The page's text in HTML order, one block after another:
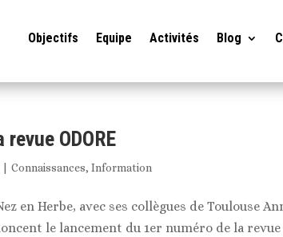
Objectifs Equipe Activités Blog
ODORE
|Connaissances,Information
en Herbe, avec ses collègues de Toulouse
le lancement du 1er numéro de la